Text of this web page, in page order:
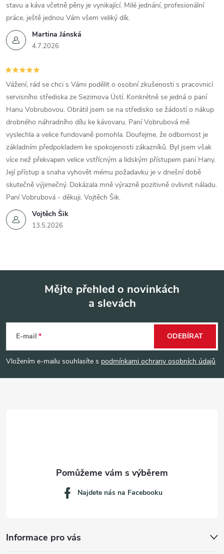
Martina Jánská
4.7.2026
stavu a káva včetně pěny je vynikající. Milé jednání, profesionální
práce, ještě jednou Vám všem veliký dík.
Vojtěch Šik
13.5.2026
Vážení, rád se chci s Vámi podělit o osobní zkušenosti s pracovnicí
servisního střediska ze Sezimova Ústí. Konkrétně se jedná o paní
Hanu Vobrubovou. Obrátil jsem se na středisko se žádostí o nákup
drobného náhradního dílu ke kávovaru. Paní Vobrubová mě
vyslechla a velice fundovaně pomohla. Doufejme, že odbornost je
základním předpokladem ke spokojenosti zákazníků. Byl jsem však
více než překvapen velice vstřícným a lidským přístupem paní Hany.
Její přístup a snaha vyhovět mému požadavku je v dnešní době
skutečně výjimečný. Dokázala mně výrazně pozitivně ovlivnit náladu.
Paní Vobrubová - děkuji. Vojtěch Šik.
p
a
Mějte přehled o novinkách
a slevách
E-mail
Vložením e-mailu souhlasíte s podmínkami ochrany osobních údajů
ODEBÍRAT
Informace pro vás
Najdete nás na Facebooku